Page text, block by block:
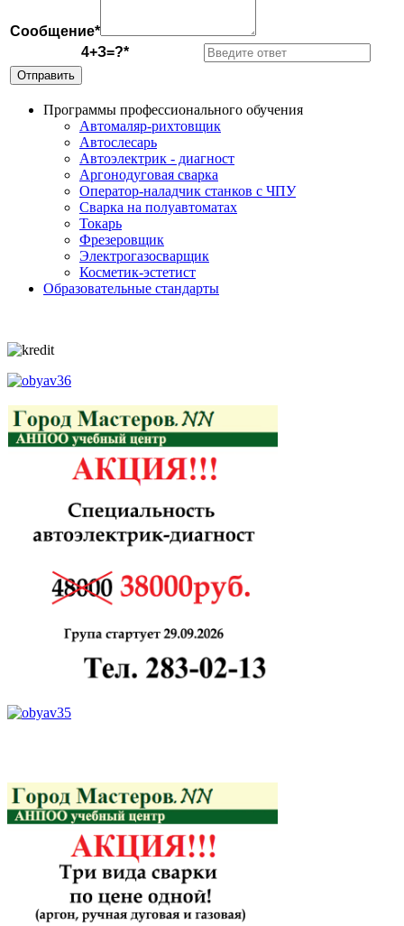
Сообщение*
4+З=?*
Программы профессионального обучения
Автомаляр-рихтовщик
Автослесарь
Автоэлектрик - диагност
Аргонодуговая сварка
Оператор-наладчик станков с ЧПУ
Сварка на полуавтоматах
Токарь
Фрезеровщик
Электрогазосварщик
Косметик-эстетист
Образовательные стандарты